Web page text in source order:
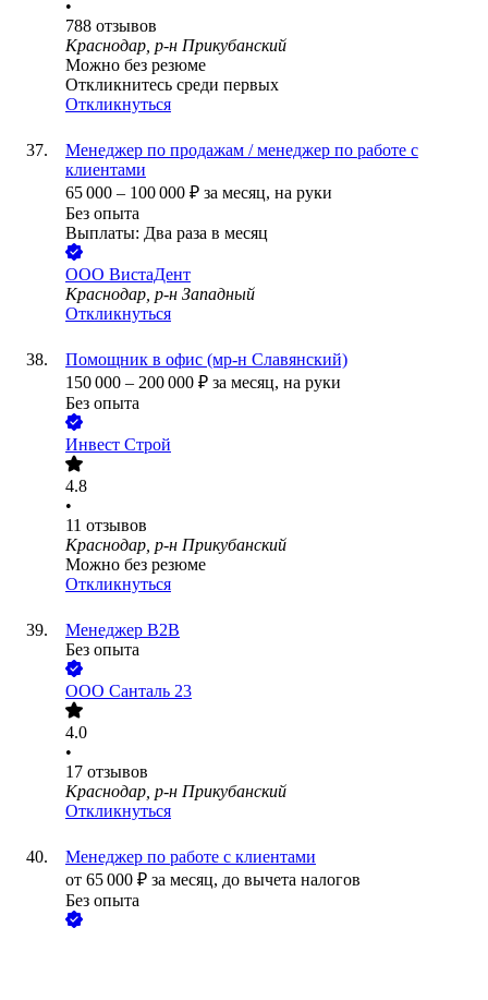
•
788 отзывов
Краснодар, р-н Прикубанский
Можно без резюме
Откликнитесь среди первых
Откликнуться
Менеджер по продажам / менеджер по работе с
клиентами
65 000 – 100 000 ₽ за месяц, на руки
Без опыта
Выплаты: Два раза в месяц
ООО ВистаДент
Краснодар, р-н Западный
Откликнуться
Помощник в офис (мр-н Славянский)
150 000 – 200 000 ₽ за месяц, на руки
Без опыта
Инвест Строй
4.8
•
11 отзывов
Краснодар, р-н Прикубанский
Можно без резюме
Откликнуться
Менеджер B2B
Без опыта
ООО Санталь 23
4.0
•
17 отзывов
Краснодар, р-н Прикубанский
Откликнуться
Менеджер по работе с клиентами
от 65 000 ₽ за месяц, до вычета налогов
Без опыта